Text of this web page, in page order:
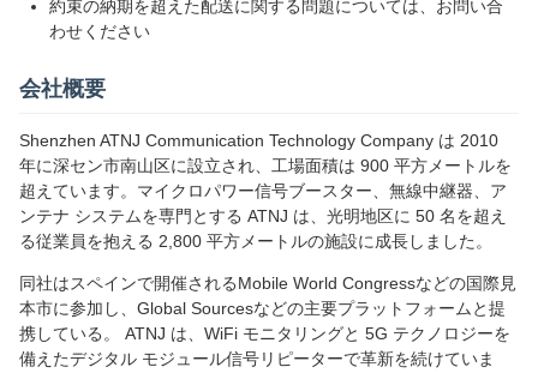
約束の納期を超えた配送に関する問題については、お問い合
わせください
会社概要
Shenzhen ATNJ Communication Technology Company は 2010
年に深セン市南山区に設立され、工場面積は 900 平方メートルを
超えています。マイクロパワー信号ブースター、無線中継器、ア
ンテナ システムを専門とする ATNJ は、光明地区に 50 名を超え
る従業員を抱える 2,800 平方メートルの施設に成長しました。
同社はスペインで開催されるMobile World Congressなどの国際見
本市に参加し、Global Sourcesなどの主要プラットフォームと提
携している。 ATNJ は、WiFi モニタリングと 5G テクノロジーを
備えたデジタル モジュール信号リピーターで革新を続けていま